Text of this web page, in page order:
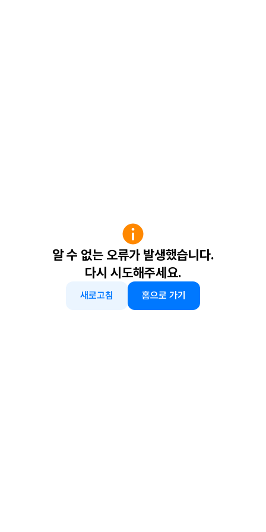
알 수 없는 오류가 발생했습니다.
다시 시도해주세요.
새로고침 홈으로 가기